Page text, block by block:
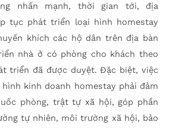
nhấn mạnh, thời gian tới, địa
tục phát triển loại hình homestay
khích các hộ dân trên địa bàn
nhà ở có phòng cho khách theo
triển đã được duyệt. Đặc biệt, việc
kinh doanh homestay phải đảm
phòng, trật tự xã hội, góp phần
tự nhiên, môi trường xã hội, bảo